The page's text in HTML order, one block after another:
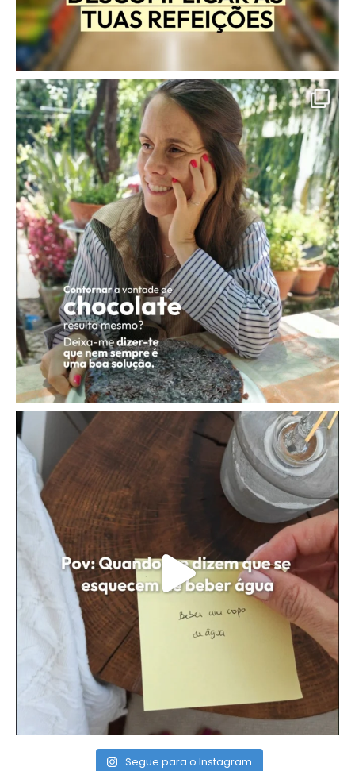
Segue para o Instagram